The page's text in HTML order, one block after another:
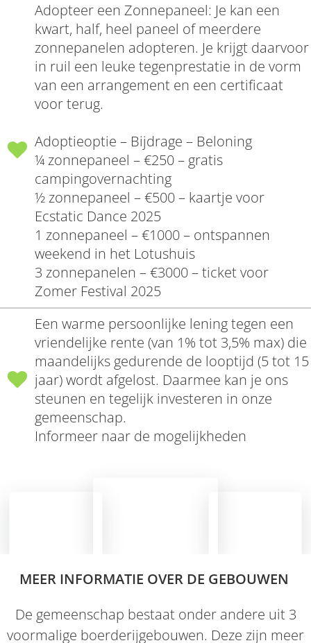
Adopteer een Zonnepaneel: Je kan een
kwart, half, heel paneel of meerdere
zonnepanelen adopteren. Je krijgt daarvoor
in ruil een leuke tegenprestatie in de vorm
van een arrangement en een certificaat
voor terug.
Adoptieoptie – Bijdrage – Beloning
¼ zonnepaneel – €250 – gratis
campingovernachting
½ zonnepaneel – €500 – kaartje voor
Ecstatic Dance 2025
1 zonnepaneel – €1000 – ontspannen
weekend in het Lotushuis
3 zonnepanelen – €3000 – ticket voor
Zomer Festival 2025
Een warme persoonlijke lening tegen een
vriendelijke rente (van 1% tot 3,5% max) die
maandelijks gedurende de looptijd (5 tot 15
jaar) wordt afgelost. Daarmee kan je ons
steunen en tegelijk investeren in onze
gemeenschap.
Informeer naar de mogelijkheden
MEER INFORMATIE OVER DE GEBOUWEN
De gemeenschap bestaat onder andere uit 3
voormalige boerderijgebouwen. Deze zijn meer